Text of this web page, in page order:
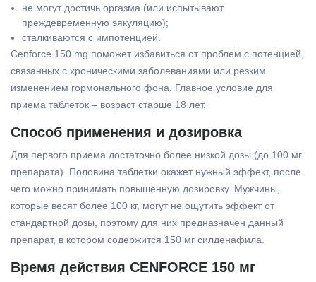
не могут достичь оргазма (или испытывают
преждевременную эякуляцию);
сталкиваются с импотенцией.
Cenforce 150 mg поможет избавиться от проблем с потенцией,
связанных с хроническими заболеваниями или резким
изменением гормонального фона. Главное условие для
приема таблеток – возраст старше 18 лет.
Способ применения и дозировка
Для первого приема достаточно более низкой дозы (до 100 мг
препарата). Половина таблетки окажет нужный эффект, после
чего можно принимать повышенную дозировку. Мужчины,
которые весят более 100 кг, могут не ощутить эффект от
стандартной дозы, поэтому для них предназначен данный
препарат, в котором содержится 150 мг силденафила.
Время действия CENFORCE 150 мг